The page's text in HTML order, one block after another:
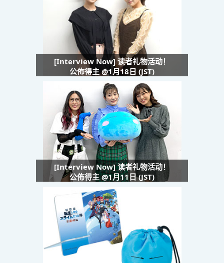
[Interview Now] 读者礼物活动！
公佈得主 @1月18日 (JST)
[Interview Now] 读者礼物活动！
公佈得主 @1月11日 (JST)